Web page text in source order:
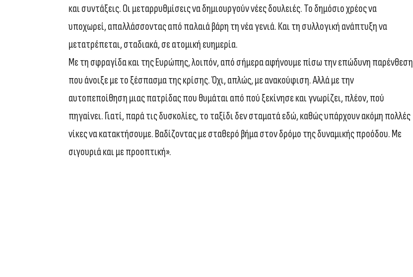
και συντάξεις. Οι μεταρρυθμίσεις να δημιουργούν νέες δουλειές. Το δημόσιο χρέος να
υποχωρεί, απαλλάσσοντας από παλαιά βάρη τη νέα γενιά. Και τη συλλογική ανάπτυξη να
μετατρέπεται, σταδιακά, σε ατομική ευημερία.
Με τη σφραγίδα και της Ευρώπης, λοιπόν, από σήμερα αφήνουμε πίσω την επώδυνη παρένθεση
που άνοιξε με το ξέσπασμα της κρίσης. Όχι, απλώς, με ανακούφιση. Αλλά με την
αυτοπεποίθηση μιας πατρίδας που θυμάται από πού ξεκίνησε και γνωρίζει, πλέον, πού
πηγαίνει. Γιατί, παρά τις δυσκολίες, το ταξίδι δεν σταματά εδώ, καθώς υπάρχουν ακόμη πολλές
νίκες να κατακτήσουμε. Βαδίζοντας με σταθερό βήμα στον δρόμο της δυναμικής προόδου. Με
σιγουριά και με προοπτική».